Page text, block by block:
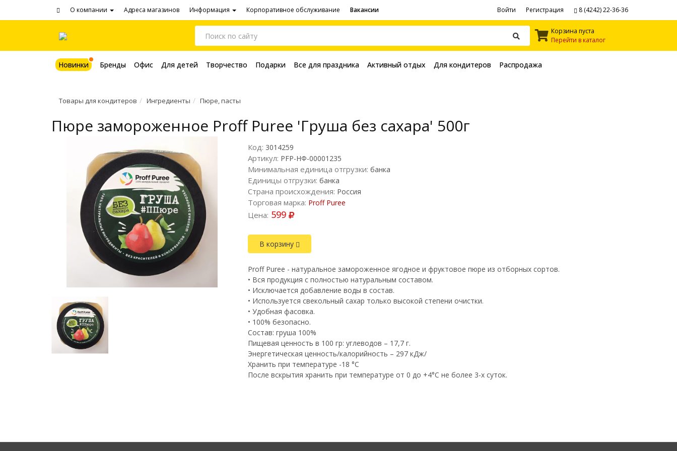
О компании Адреса магазинов Информация Корпоративное обслуживание Вакансии Войти Регистрация 8 (4242) 22-36-36
Корзина пуста
Перейти в каталог
Новинки Бренды Офис Для детей Творчество Подарки Все для праздника Активный отдых Для кондитеров Распродажа
Товары для кондитеров Ингредиенты Пюре, пасты
Пюре замороженное Proff Puree 'Груша без сахара' 500г
Код: 3014259
Артикул: PFP-НФ-00001235
Минимальная единица отгрузки: банка
Единицы отгрузки: банка
Страна происхождения: Россия
Торговая марка: Proff Puree
Цена: 599
В корзину
Proff Puree - натуральное замороженное ягодное и фруктовое пюре из отборных сортов.
• Вся продукция с полностью натуральным составом.
• Исключается добавление воды в состав.
• Используется свекольный сахар только высокой степени очистки.
• Удобная фасовка.
• 100% безопасно.
Состав: груша 100%
Пищевая ценность в 100 гр: углеводов – 17,7 г.
Энергетическая ценность/калорийность – 297 кДж/
Хранить при температуре -18 °C
После вскрытия хранить при температуре от 0 до +4°С не более 3-х суток.